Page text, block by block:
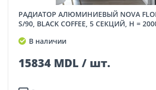
РАДИАТОР АЛЮМИНИЕВЫЙ NOVA FLORIDA LEDRO
S/90, BLACK COFFEE, 5 СЕКЦИЙ, H =
В наличии
15834 MDL / шт.